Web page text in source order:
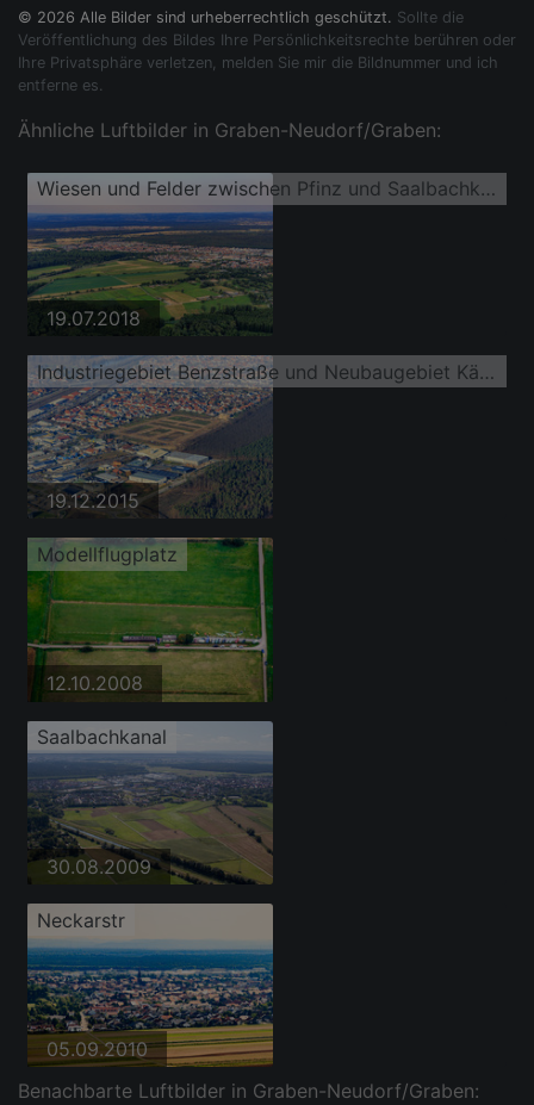
© 2026 Alle Bilder sind urheberrechtlich geschützt. Sollte die
Veröffentlichung des Bildes Ihre Persönlichkeitsrechte berühren oder
Ihre Privatsphäre verletzen, melden Sie mir die Bildnummer und ich
entferne es.
Ähnliche Luftbilder in Graben-Neudorf/Graben:
Wiesen und Felder zwischen Pfinz und Saalbachkanal
19.07.2018
Industriegebiet Benzstraße und Neubaugebiet Käthe-Kollwitz-Ring in Erschließung
19.12.2015
Modellflugplatz
12.10.2008
Saalbachkanal
30.08.2009
Neckarstr
05.09.2010
Benachbarte Luftbilder in Graben-Neudorf/Graben: